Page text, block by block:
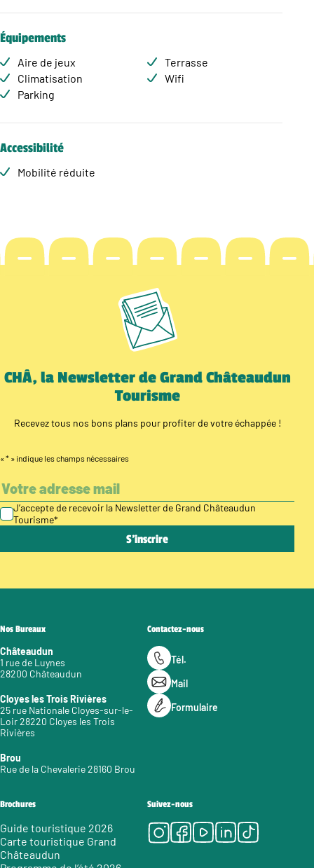
Équipements
Aire de jeux
Climatisation
Parking
Terrasse
Wifi
Accessibilité
Mobilité réduite
CHÂ, la Newsletter de Grand Châteaudun
Tourisme
Recevez tous nos bons plans pour profiter de votre échappée !
« * » indique les champs nécessaires
J’accepte de recevoir la Newsletter de Grand Châteaudun
Tourisme*
Nos Bureaux
Châteaudun
1 rue de Luynes
28200 Châteaudun
Cloyes les Trois Rivières
25 rue Nationale Cloyes-sur-le-
Loir 28220 Cloyes les Trois
Rivières
Brou
Rue de la Chevalerie 28160 Brou
Contactez-nous
Tél.
Mail
Formulaire
Brochures
Guide touristique 2026
Carte touristique Grand
Châteaudun
Suivez-nous
Instagram
Facebook
Youtube
LinkedIn
Tiktok